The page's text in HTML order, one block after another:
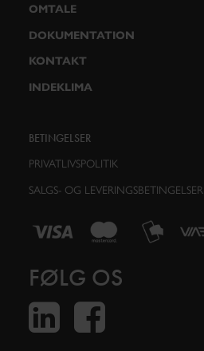
OMTALE
DOKUMENTATION
KONTAKT
INDEKLIMA
BETINGELSER
PRIVATLIVSPOLITIK
SALGS- OG LEVERINGSBETINGELSER
FØLG OS